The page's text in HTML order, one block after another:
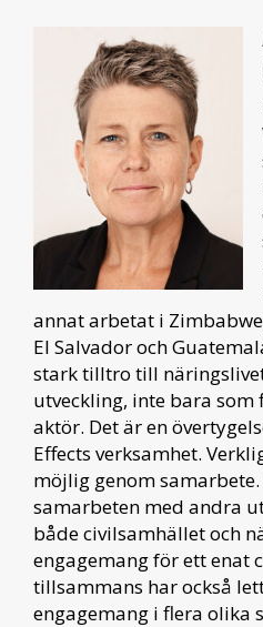
annat arbetat i
El Salvador och
stark tilltro till
utveckling, inte bara
aktör. Det är en
Effects verksamhet.
möjlig genom
samarbeten med andra
både civilsamhället och
engagemang för ett enat
tillsammans har också
engagemang i flera olika